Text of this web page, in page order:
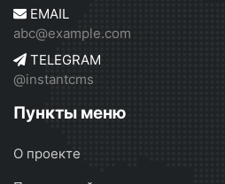
EMAIL
abc@example.com
TELEGRAM
@instantcms
Пункты меню
О проекте